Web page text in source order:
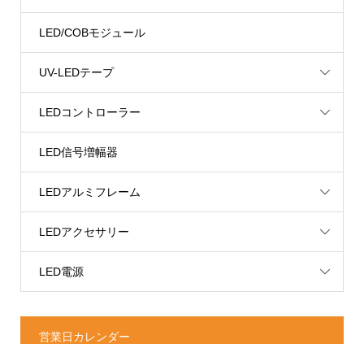
LED/COBモジュール
UV-LEDテープ
LEDコントローラー
LED信号増幅器
LEDアルミフレーム
LEDアクセサリー
LED電源
営業日カレンダー